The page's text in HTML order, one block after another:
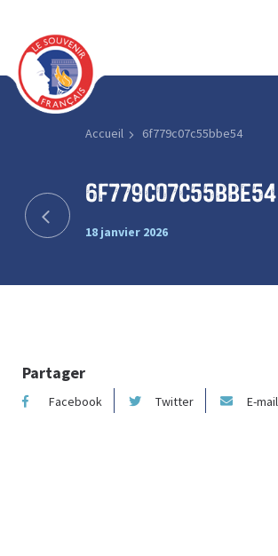
Accueil 6f779c07c55bbe54
6f779c07c55bbe54
18 janvier 2026
Partager
Facebook Twitter E-mail